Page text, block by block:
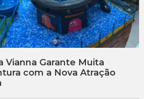
Vianna Garante Muita
com a Nova Atração